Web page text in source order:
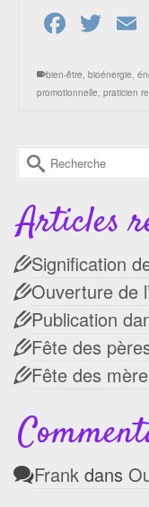
bien-être, bioénergie,
promotionnelle, praticien
Rechercher :
Articles
Signification
Ouverture de
Publication
Fête des
Fête des
Frank dans